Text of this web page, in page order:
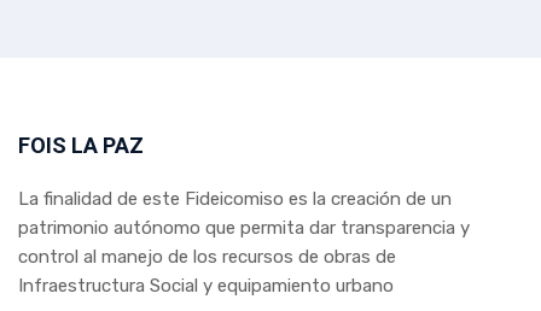
FOIS LA PAZ
La finalidad de este Fideicomiso es la creación de un
patrimonio autónomo que permita dar transparencia y
control al manejo de los recursos de obras de
Infraestructura Social y equipamiento urbano